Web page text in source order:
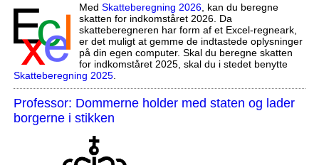
Med Skatteberegning 2026, kan du beregne
skatten for indkomståret 2026. Da
skatteberegneren har form af et Excel-regneark,
er det muligt at gemme de indtastede oplysninger
på din egen computer. Skal du beregne skatten
for indkomståret 2025, skal du i stedet benytte
Skatteberegning 2025.
Professor: Dommerne holder med staten og lader
borgerne i stikken